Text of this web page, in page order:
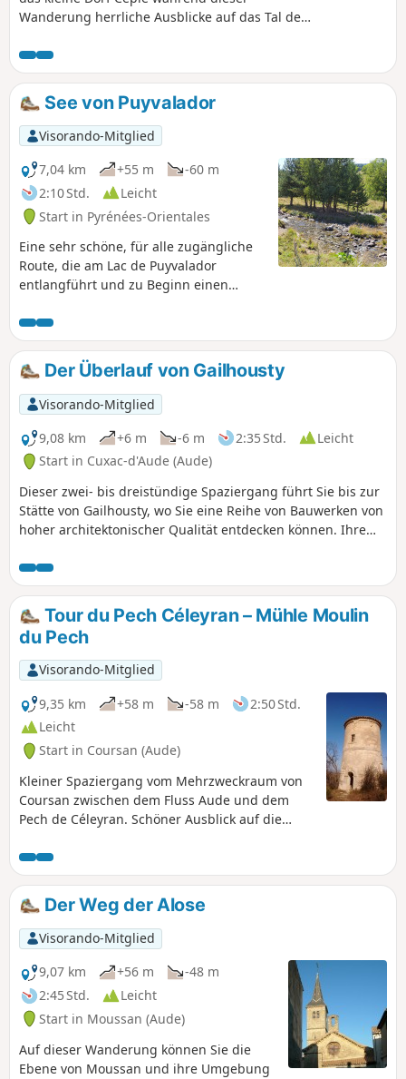
Wanderung herrliche Ausblicke auf das Tal der
See von Puyvalador
Visorando-Mitglied
7,04 km
+55 m
-60 m
2:10 Std.
Leicht
Start in Pyrénées-Orientales
Eine sehr schöne, für alle zugängliche
Route, die am Lac de Puyvalador
entlangführt und zu Beginn einen
Der Überlauf von Gailhousty
Visorando-Mitglied
9,08 km
+6 m -6 m 2:35 Std.
Leicht
Start in Cuxac-d'Aude (Aude)
Dieser zwei- bis dreistündige Spaziergang führt Sie bis zur
Stätte von Gailhousty, wo Sie eine Reihe von Bauwerken von
hoher architektonischer Qualität entdecken können. Ihre
Hochwasser des Flusses Aude, der seit jeher eine
Bedrohung darstellt. Dieser Teil des Verbindungskanals
wurde nämlich im Hochwasserausbreitungsgebiet des
Flusses angelegt. Die Überschwemmungen von 1999
veranlassten die Entscheidungsträger, Deiche zu errichten,
die Teil der Kulisse dieser Route sind.
Tour du Pech Céleyran – Mühle Moulin
du Pech
Visorando-Mitglied
9,35 km
+58 m -58 m
2:50 Std.
Leicht
Start in Coursan (Aude)
Kleiner Spaziergang vom Mehrzweckraum von
Coursan zwischen dem Fluss Aude und dem
Pech de Céleyran. Schöner Ausblick auf die
vom höchsten Punkt aus. Vorbeikommen an der
Mühle von Pech.
Der Weg der Alose
Visorando-Mitglied
9,07 km
+56 m
-48 m
2:45 Std.
Leicht
Start in Moussan (Aude)
Auf dieser Wanderung können Sie die
Ebene von Moussan und ihre Umgebung